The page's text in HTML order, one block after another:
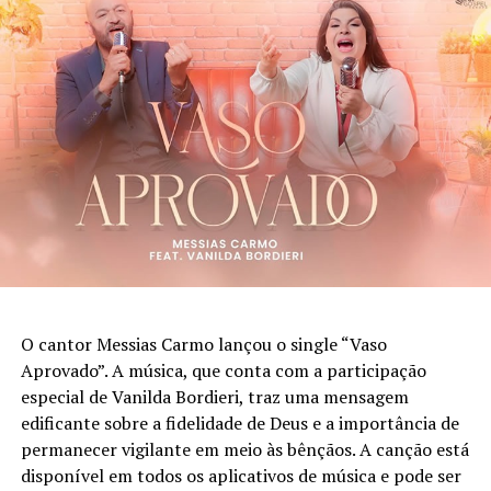
com agenda aberta para ministrar o evangelho através
do louvor.
Mais Pra Cristo e Sambistas de Cristo. Na estrada desde
2007, o Chega Mais Pra Cristo é uma banda de samba
cristão é formada por Artur Felipe (violão), Arthur Cruz
(voz), Bia Magalhães (voz), Alexandre Rodrigues, o
Xande (pandeiro), Tiago Costa (cavaco), William Gelli
(repique de anel), Jorginho Paulinho (tantan) e Hudson
Souza (reco-reco).
PUBLICIDADE
O cantor Messias Carmo lançou o single “Vaso
Aprovado”. A música, que conta com a participação
especial de Vanilda Bordieri, traz uma mensagem
edificante sobre a fidelidade de Deus e a importância de
permanecer vigilante em meio às bênçãos. A canção está
disponível em todos os aplicativos de música e pode ser